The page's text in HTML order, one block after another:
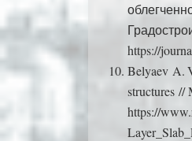
https://
Belyaev A.
structures
https://